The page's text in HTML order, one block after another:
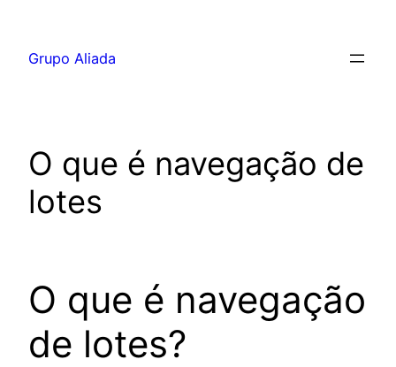
Grupo Aliada
O que é navegação de
lotes
O que é navegação
de lotes?